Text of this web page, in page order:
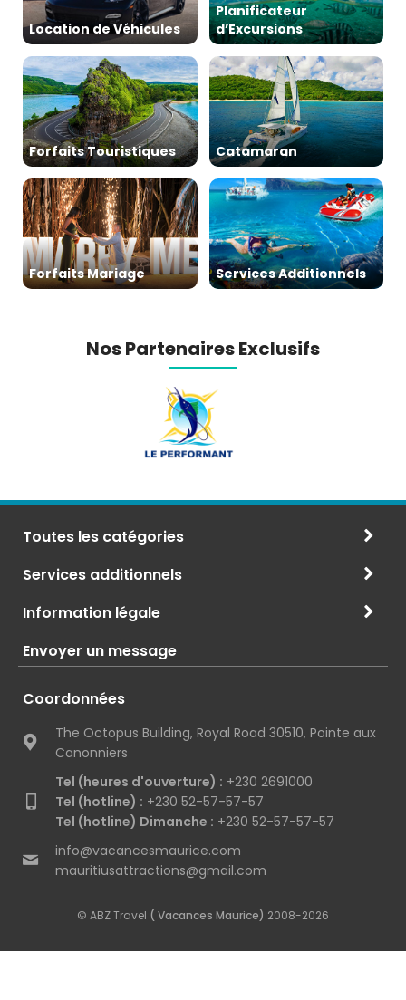
Location de Véhicules
Planificateur
d’Excursions
Forfaits Touristiques Catamaran
Forfaits Mariage Services Additionnels
Nos Partenaires Exclusifs
Toutes les catégories
Services additionnels
Information légale
Envoyer un message
Coordonnées
The Octopus Building, Royal Road 30510, Pointe aux
Canonniers
Tel (heures d'ouverture) : +230 2691000
Tel (hotline) : +230 52-57-57-57
Tel (hotline) Dimanche : +230 52-57-57-57
info@vacancesmaurice.com
mauritiusattractions@gmail.com
© ABZ Travel ( Vacances Maurice) 2008-2026